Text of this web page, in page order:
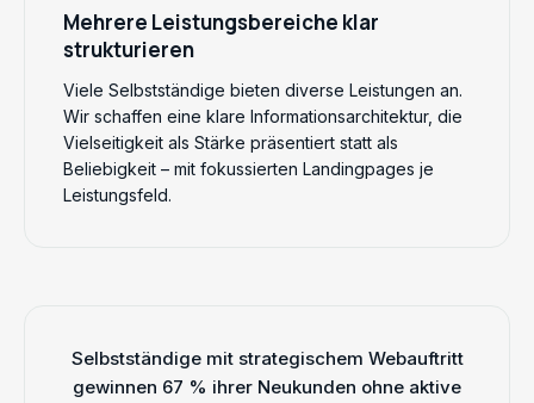
Mehrere Leistungsbereiche klar
strukturieren
Viele Selbstständige bieten diverse Leistungen an.
Wir schaffen eine klare Informationsarchitektur, die
Vielseitigkeit als Stärke präsentiert statt als
Beliebigkeit – mit fokussierten Landingpages je
Leistungsfeld.
Selbstständige mit strategischem Webauftritt
gewinnen 67 % ihrer Neukunden ohne aktive